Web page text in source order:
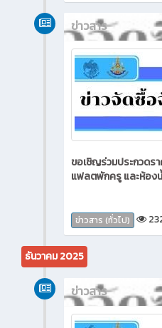
ข่าวสาร
ขอเชิญร่วมประกวดร
แฟลตพักครู และห้อง
ข่าวสาร (ทั่วไป)
ธันวาคม 2025
ข่าวสาร